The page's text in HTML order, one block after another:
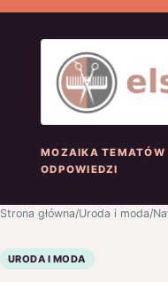
MOZAIKA TEMATÓW
ODPOWIEDZI
Strona główna/Uroda i moda/
URODA I MODA